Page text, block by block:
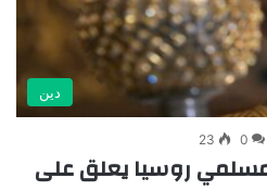
دين
0
23
لمسلمي روسيا يعلق على